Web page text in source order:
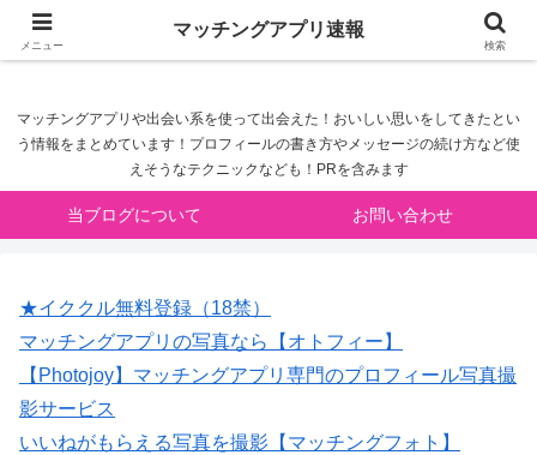
マッチングアプリ速報
マッチングアプリや出会い系を使って出会えた！おいしい思いをしてきたとい
う情報をまとめています！プロフィールの書き方やメッセージの続け方など使
えそうなテクニックなども！PRを含みます
当ブログについて お問い合わせ
★イククル無料登録（18禁）
マッチングアプリの写真なら【オトフィー】
【Photojoy】マッチングアプリ専門のプロフィール写真撮
影サービス
いいねがもらえる写真を撮影【マッチングフォト】
メニュー
マッチングアプリ速報
検索